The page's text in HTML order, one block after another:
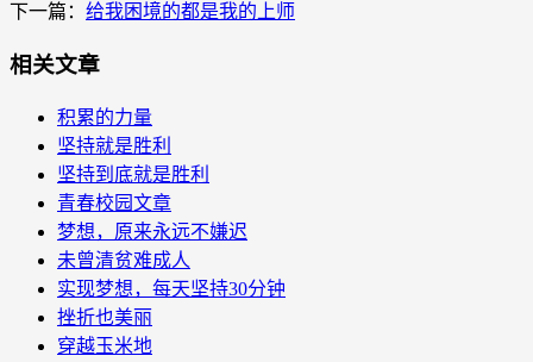
下一篇： 给我困境的都是我的上师
相关文章
积累的力量
坚持就是胜利
坚持到底就是胜利
青春校园文章
梦想，原来永远不嫌迟
未曾清贫难成人
实现梦想，每天坚持30分钟
挫折也美丽
穿越玉米地